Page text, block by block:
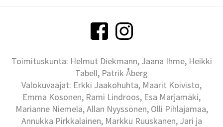
Toimituskunta: Helmut Diekmann, Jaana Ihme, Heikki
Tabell, Patrik Åberg
Valokuvaajat: Erkki Jaakohuhta, Maarit Koivisto,
Emma Kosonen, Rami Lindroos, Esa Marjamäki,
Marianne Niemelä, Allan Nyyssönen, Olli Pihlajamaa,
Annukka Pirkkalainen, Markku Ruuskanen, Jari ja